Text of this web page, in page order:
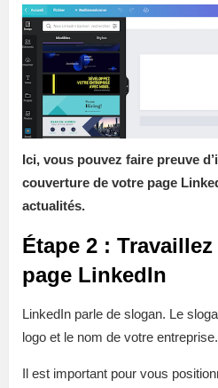
Ici, vous pouvez faire preuve
couverture de votre page
actualités.
Étape 2 :
page LinkedIn
LinkedIn parle de slogan. Le
logo et le nom de votre entreprise.
Il est important pour vous